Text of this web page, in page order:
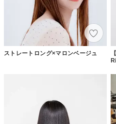
ストレートロング×マロンベージュ